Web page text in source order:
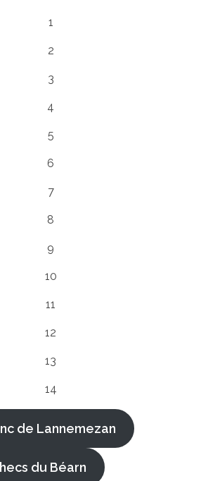
1
2
3
4
5
6
7
8
9
10
11
12
13
14
de Lannemezan
du Béarn